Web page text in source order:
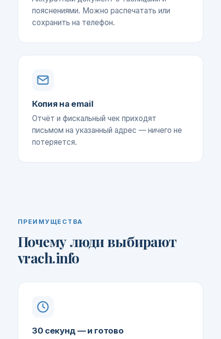
пояснениями. Можно распечатать или
сохранить на телефон.
Копия на email
Отчёт и фискальный чек приходят
письмом на указанный адрес — ничего не
потеряется.
ПРЕИМУЩЕСТВА
Почему люди выбирают
vrach.info
30 секунд — и готово